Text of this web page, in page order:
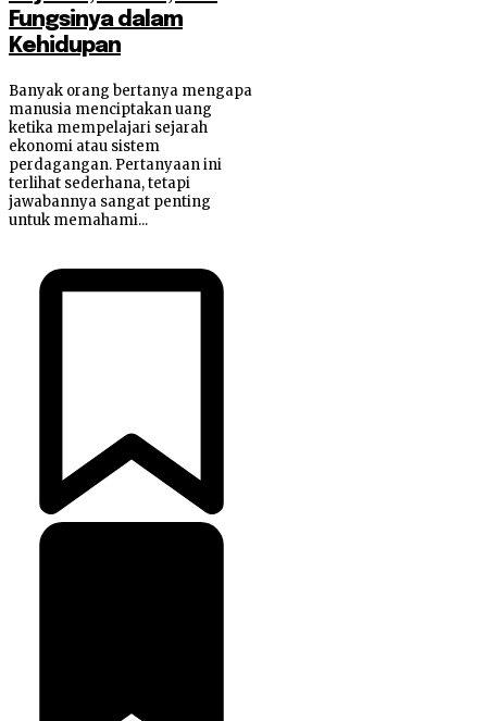
Fungsinya dalam
Kehidupan
Banyak orang bertanya mengapa
manusia menciptakan uang
ketika mempelajari sejarah
ekonomi atau sistem
perdagangan. Pertanyaan ini
terlihat sederhana, tetapi
jawabannya sangat penting
untuk memahami...